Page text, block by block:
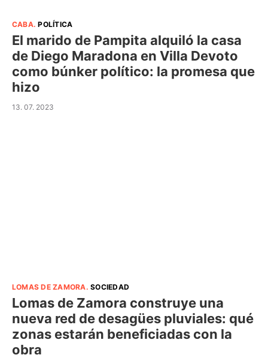
CABA.POLÍTICA
El marido de Pampita alquiló la casa
de Diego Maradona en Villa Devoto
como búnker político: la promesa que
hizo
13. 07. 2023
LOMAS DE ZAMORA.SOCIEDAD
Lomas de Zamora construye una
nueva red de desagües pluviales: qué
zonas estarán beneficiadas con la
obra